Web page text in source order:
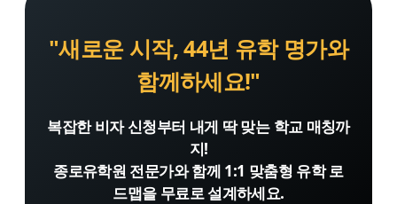
"새로운 시작, 44년 유학 명가와
함께하세요!"
복잡한 비자 신청부터 내게 딱 맞는 학교 매칭까
지!
종로유학원 전문가와 함께 1:1 맞춤형 유학 로
드맵을 무료로 설계하세요.